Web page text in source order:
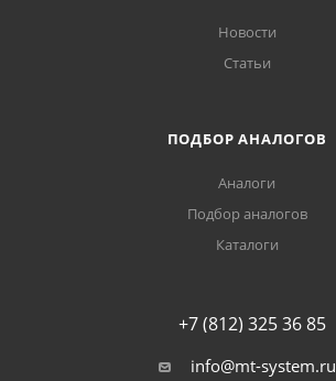
Новости
Статьи
ПОДБОР АНАЛОГОВ
Аналоги
Подбор аналогов
Каталоги
+7 (812) 325 36 85
info@mt-system.ru